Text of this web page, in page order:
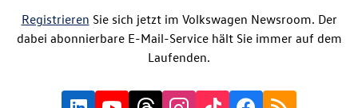
Registrieren Sie sich jetzt im Volkswagen Newsroom. Der
dabei abonnierbare E-Mail-Service hält Sie immer auf dem
Laufenden.